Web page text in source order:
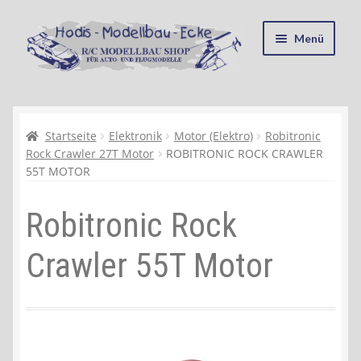
Zur
Navigation
springen
Zum
Inhalt
springen
Menü
Kasse
Mein Konto
Recycling, Entsorgung und Umwelt
Shop
Warenkorb
Startseite Elektronik Motor (Elektro)
Robitronic
Rock Crawler 27T Motor
ROBITRONIC ROCK CRAWLER
55T MOTOR
Robitronic Rock
Crawler 55T Motor